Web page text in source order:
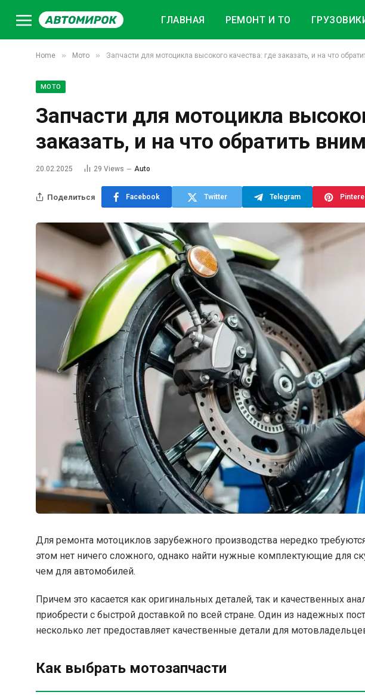
ГЛАВНАЯ РЕМОНТ И ТО
Home » Мото » Запчасти для мотоцикла высокого качества: где заказать, и на что
МОТО
Запчасти для мотоцикла
заказать, и на что обратить
20.02.2025 29 Views Auto
Поделиться Facebook Twitter Telegram
Для ремонта мотоциклов зарубежного производства нередко
этом нет ничего сложного, однако найти нужные комплектующие для
чем для автомобилей.
Причем это касается как оригинальных деталей, так и качественных
приобрести с быстрой доставкой по всей стране. Один из надежных
несколько лет предоставляет качественные детали для
Как выбрать мотозапчасти